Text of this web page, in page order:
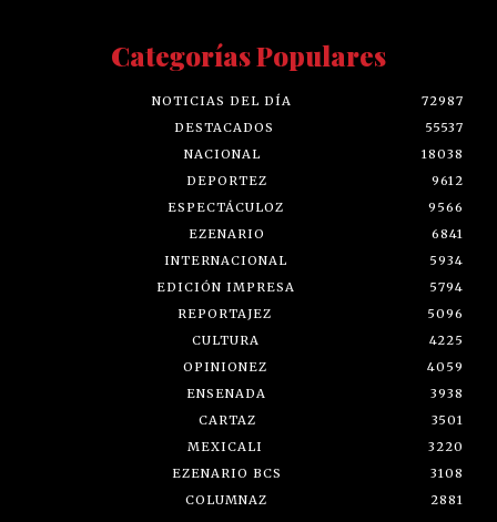
Categorías Populares
NOTICIAS DEL DÍA
72987
DESTACADOS
55537
NACIONAL
18038
DEPORTEZ
9612
ESPECTÁCULOZ
9566
EZENARIO
6841
INTERNACIONAL
5934
EDICIÓN IMPRESA
5794
REPORTAJEZ
5096
CULTURA
4225
OPINIONEZ
4059
ENSENADA
3938
CARTAZ
3501
MEXICALI
3220
EZENARIO BCS
3108
COLUMNAZ
2881